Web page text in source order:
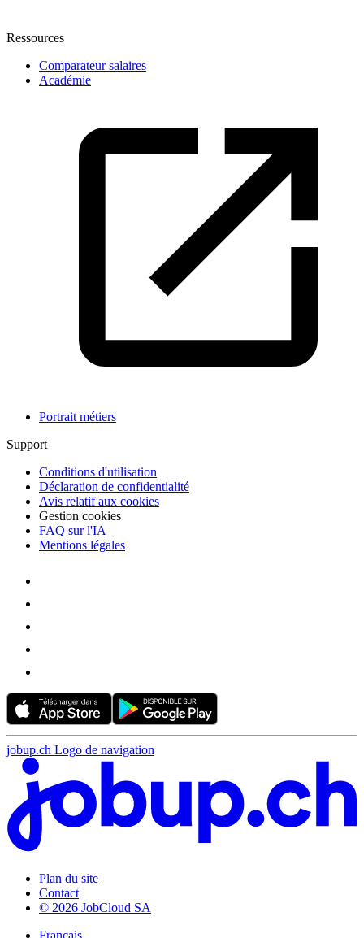
Ressources
Comparateur salaires
Académie
Portrait métiers
Support
Conditions d'utilisation
Déclaration de confidentialité
Avis relatif aux cookies
Gestion cookies
FAQ sur l'IA
Mentions légales
jobup.ch Logo de navigation
Plan du site
Contact
© 2026 JobCloud SA